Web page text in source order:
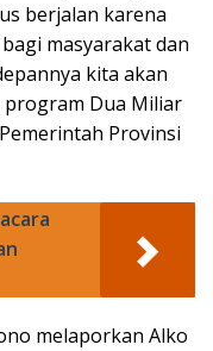
berjalan karena
masyarakat dan
kita akan
program Dua Miliar
Provinsi
melaporkan Alko